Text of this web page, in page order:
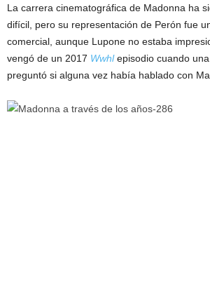
La carrera cinematográfica de Madonna ha
difícil, pero su representación de Perón fue
comercial, aunque Lupone no estaba
vengó de un 2017 Wwhlepisodio cuando
preguntó si alguna vez había hablado con